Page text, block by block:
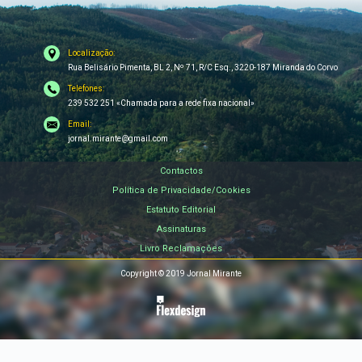
Localização:
Rua Belisário Pimenta, BL 2, Nº 71, R/C Esq., 3220-187 Miranda do Corvo
Telefones:
239 532 251 «Chamada para a rede fixa nacional»
Email:
jornal.mirante@gmail.com
Contactos
Política de Privacidade/Cookies
Estatuto Editorial
Assinaturas
Livro Reclamações
Copyright © 2019 Jornal Mirante